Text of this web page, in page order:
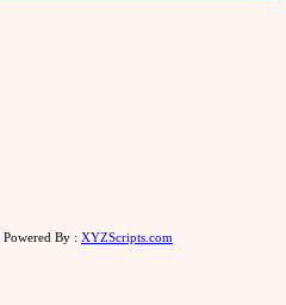
Powered By : XYZScripts.com